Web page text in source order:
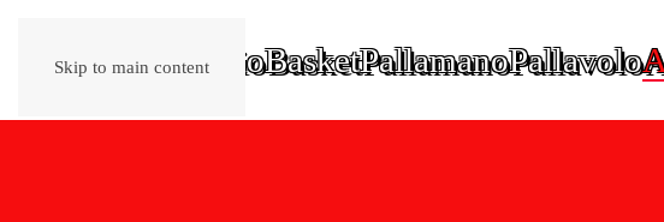
Skip to main content
HomeCalcioBasketPallamanoPallavolo